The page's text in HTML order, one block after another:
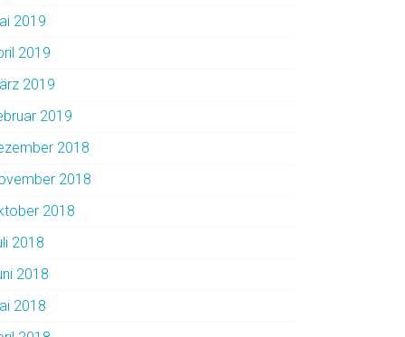
2019
2019
2019
2019
2018
2018
2018
2018
2018
2018